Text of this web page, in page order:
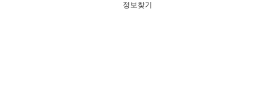
정보찾기